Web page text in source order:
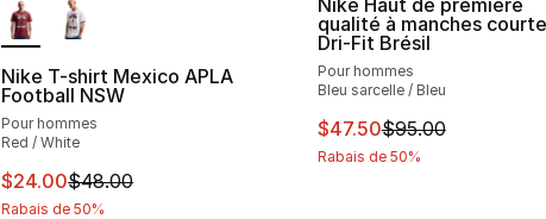
Nike T-shirt Mexico APLA
Football NSW
Pour hommes
Red / White
Cet article est en solde. Le prix est passé de $48.00 à
$24.00$48.00
Rabais de 50%
qualité à manches
Dri-Fit Brésil
Pour hommes
Bleu sarcelle / Bleu
Cet article est en solde.
$47.50$95.00
Rabais de 50%